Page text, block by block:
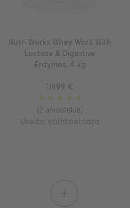
Nutri Works Whey WorX With
Lactase & Digestive
Enzymes, 4 kg
119.99 €
★
★ ★ ★ ★
(2 arvostelua)